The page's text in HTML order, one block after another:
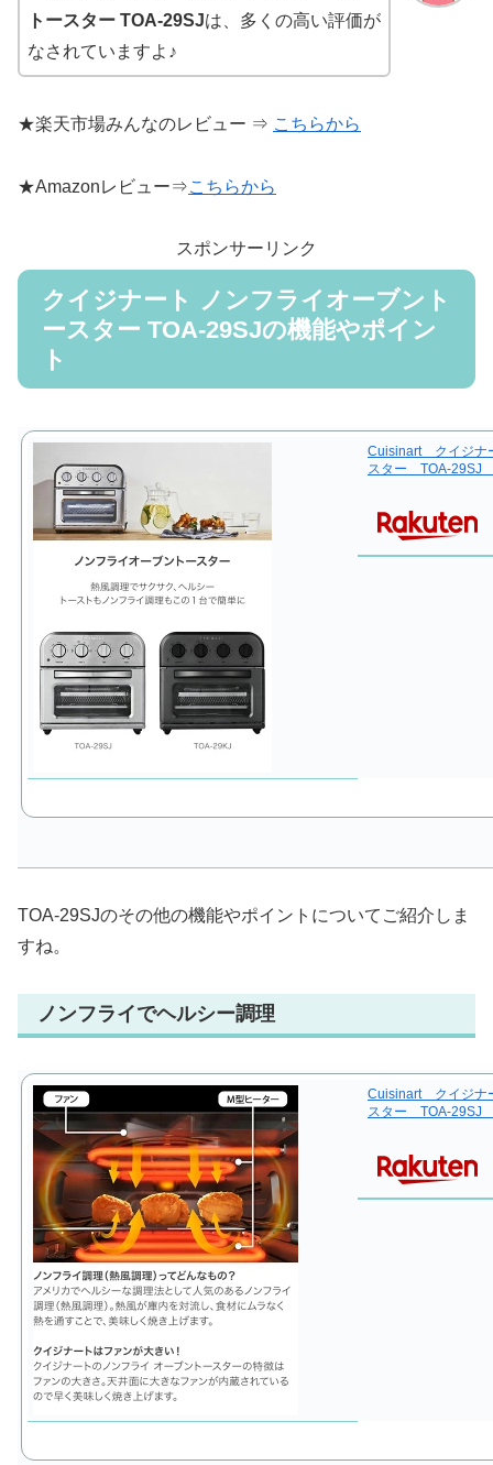
トースター TOA-29SJは、多くの高い評価が
なされていますよ♪
★楽天市場みんなのレビュー ⇒ こちらから
★Amazonレビュー⇒こちらから
スポンサーリンク
クイジナート ノンフライオーブント
ースター TOA-29SJの機能やポイン
ト
Cuisinart クイジナ
スター TOA-29SJ
TOA-29SJのその他の機能やポイントについてご紹介しま
すね。
ノンフライでヘルシー調理
Cuisinart クイジナ
スター TOA-29SJ